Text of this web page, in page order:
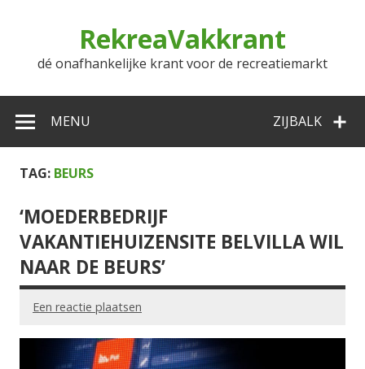
RekreaVakkrant
dé onafhankelijke krant voor de recreatiemarkt
ZIJBALK
MENU
TAG: BEURS
‘MOEDERBEDRIJF
VAKANTIEHUIZENSITE BELVILLA WIL
NAAR DE BEURS’
Een reactie plaatsen